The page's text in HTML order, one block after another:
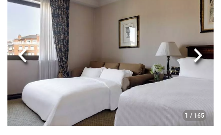
1 / 165
Előző